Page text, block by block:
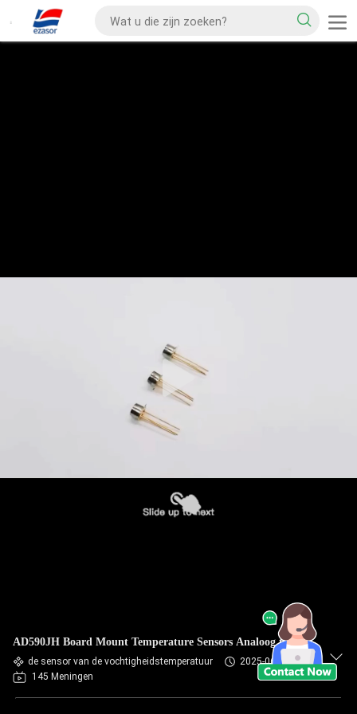
AD590JH Board Mount Temperature Sensors Analoog type
de sensor van de vochtigheidstemperatuur
2025-06-04
145 Meningen